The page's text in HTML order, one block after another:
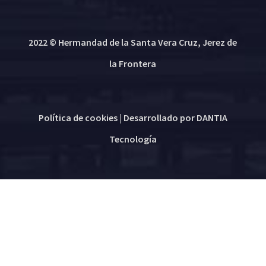
2022 © Hermandad de la Santa Vera Cruz, Jerez de
la Frontera
Política de cookies| Desarrollado por DANTIA
Tecnología